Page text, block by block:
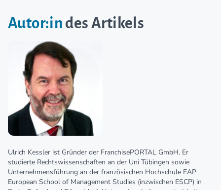
Autor:in des Artikels
Ulrich Kessler ist Gründer der FranchisePORTAL GmbH. Er
studierte Rechtswissenschaften an der Uni Tübingen sowie
Unternehmensführung an der französischen Hochschule EAP
European School of Management Studies (inzwischen ESCP) in